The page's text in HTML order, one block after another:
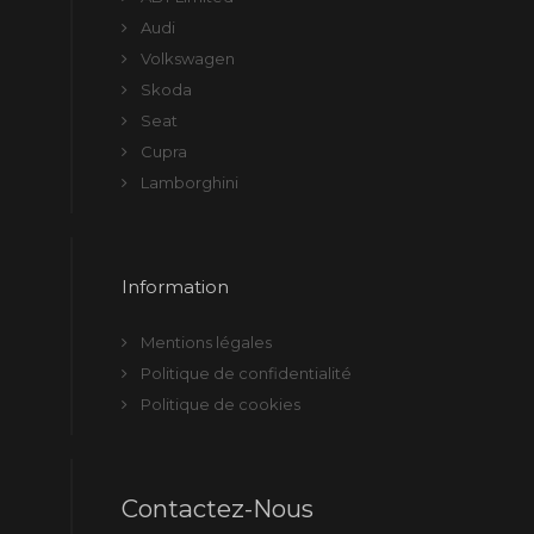
Audi
Volkswagen
Skoda
Seat
Cupra
Lamborghini
Information
Mentions légales
Politique de confidentialité
Politique de cookies
Contactez-Nous